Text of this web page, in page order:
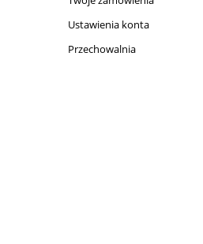
Ustawienia konta
Przechowalnia